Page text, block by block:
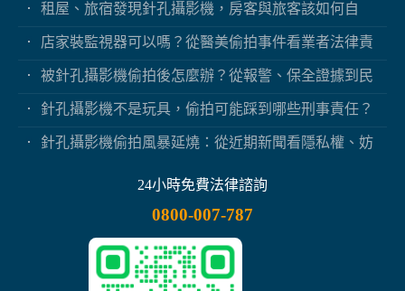
租屋、旅宿發現針孔攝影機，房客與旅客該如何自
店家裝監視器可以嗎？從醫美偷拍事件看業者法律責
被針孔攝影機偷拍後怎麼辦？從報警、保全證據到民
針孔攝影機不是玩具，偷拍可能踩到哪些刑事責任？
針孔攝影機偷拍風暴延燒：從近期新聞看隱私權、妨
24小時免費法律諮詢
0800-007-787